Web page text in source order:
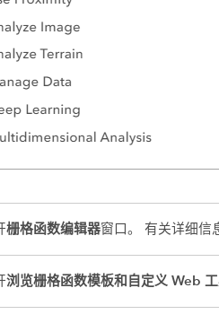
栅格函数编辑器窗口。 有关详细信
浏览栅格函数模板和自定义 Web